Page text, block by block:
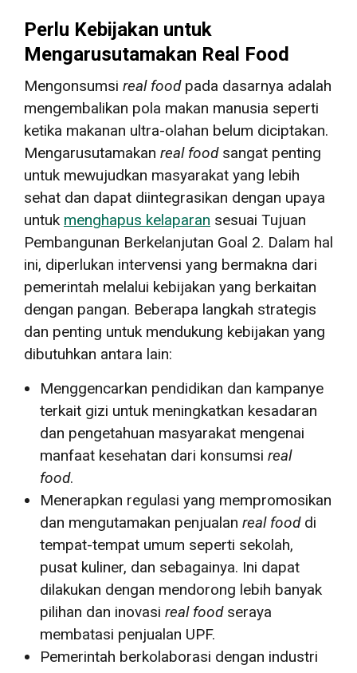
Perlu Kebijakan untuk
Mengarusutamakan Real Food
Mengonsumsi real foodpada dasarnya adalah
mengembalikan pola makan manusia seperti
ketika makanan ultra-olahan belum diciptakan.
Mengarusutamakan real foodsangat penting
untuk mewujudkan masyarakat yang lebih
sehat dan dapat diintegrasikan dengan upaya
untuk menghapus kelaparan sesuai Tujuan
Pembangunan Berkelanjutan Goal 2. Dalam hal
ini, diperlukan intervensi yang bermakna dari
pemerintah melalui kebijakan yang berkaitan
dengan pangan. Beberapa langkah strategis
dan penting untuk mendukung kebijakan yang
dibutuhkan antara lain:
Menggencarkan pendidikan dan kampanye
terkait gizi untuk meningkatkan kesadaran
dan pengetahuan masyarakat mengenai
manfaat kesehatan dari konsumsi real
food.
Menerapkan regulasi yang mempromosikan
dan mengutamakan penjualan real fooddi
tempat-tempat umum seperti sekolah,
pusat kuliner, dan sebagainya. Ini dapat
dilakukan dengan mendorong lebih banyak
pilihan dan inovasi real foodseraya
membatasi penjualan UPF.
Pemerintah berkolaborasi dengan industri